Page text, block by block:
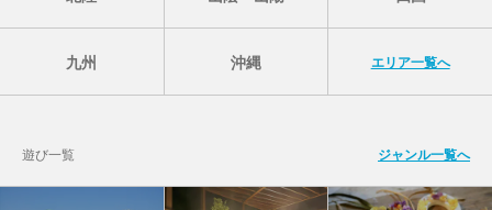
九州 沖縄 エリア一覧へ
遊び一覧 ジャンル一覧へ